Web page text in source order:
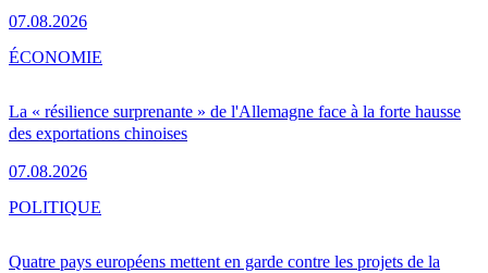
07.08.2026
La « résilience surprenante » de l'Allemagne face à la forte hausse
des exportations chinoises
07.08.2026
ÉCONOMIE
Quatre pays européens mettent en garde contre les projets de la
POLITIQUE